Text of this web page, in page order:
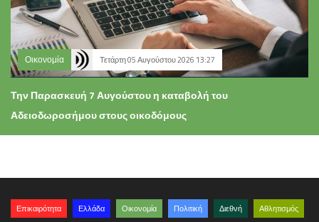
Οικονομία Τετάρτη 05 Αυγούστου 2026 13:27
Την Παρασκευή 7 Αυγούστου η καταβολή του
Αδειοδωροσήμου στους οικοδόμους
Επικαιρότητα Ελλάδα Οικονομία Πολιτική Διεθνή Αθλητισμός